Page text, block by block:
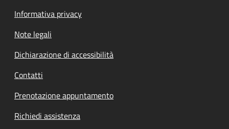
Informativa privacy
Note legali
Dichiarazione di accessibilità
Contatti
Prenotazione appuntamento
Richiedi assistenza